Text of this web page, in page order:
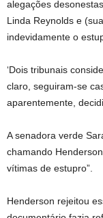
alegações
Linda Reynolds e
indevidamente o
‘Dois tribunais
claro, seguiram-se
aparentemente,
A senadora verde
chamando
vítimas de estupro”.
Henderson rejeitou